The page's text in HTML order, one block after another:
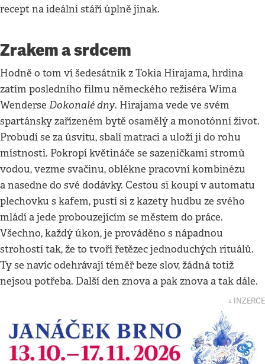
recept na ideální stáří úplně jinak.
Zrakem a srdcem
Hodně o tom ví šedesátník z Tokia Hirajama, hrdina
zatím posledního filmu německého režiséra Wima
Wenderse Dokonalé dny. Hirajama vede ve svém
spartánsky zařízeném bytě osamělý a monotónní život.
Probudí se za úsvitu, sbalí matraci a uloží ji do rohu
místnosti. Pokropí květináče se sazeničkami stromů
vodou, vezme svačinu, oblékne pracovní kombinézu
a nasedne do své dodávky. Cestou si koupí v automatu
plechovku s kafem, pustí si z kazety hudbu ze svého
mládí a jede probouzejícím se městem do práce.
Všechno, každý úkon, je prováděno s nápadnou
strohostí tak, že to tvoří řetězec jednoduchých rituálů.
Ty se navíc odehrávají téměř beze slov, žádná totiž
nejsou potřeba. Další den znova a pak znova a tak dále.
↓ INZERCE